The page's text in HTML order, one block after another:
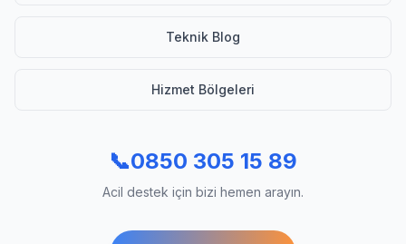
Teknik Blog
Hizmet Bölgeleri
📞0850 305 15 89
Acil destek için bizi hemen arayın.